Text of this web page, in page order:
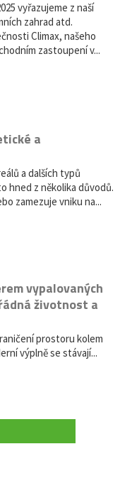
vyřazujeme z naší
zahrad atd.
Climax, našeho
zastoupení v...
a
a dalších typů
hned z několika důvodů.
zamezuje vniku na...
vypalovaných
životnost a
prostoru kolem
výplně se stávají...